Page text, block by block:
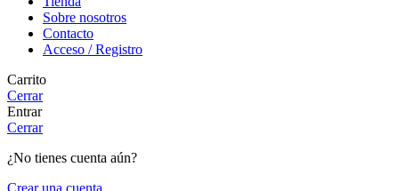
Sobre nosotros
Contacto
Acceso / Registro
Carrito
Cerrar
Entrar
Cerrar
¿No tienes cuenta aún?
Crear una cuenta